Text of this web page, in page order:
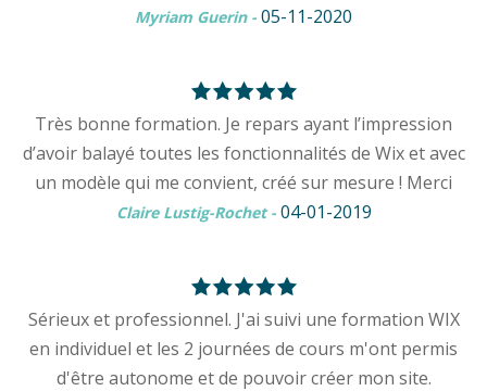
Myriam Guerin - 05-11-2020
Très bonne formation. Je repars ayant l’impression
d’avoir balayé toutes les fonctionnalités de Wix et avec
un modèle qui me convient, créé sur mesure ! Merci
Claire Lustig-Rochet- 04-01-2019
Sérieux et professionnel. J'ai suivi une formation WIX
en individuel et les 2 journées de cours m'ont permis
d'être autonome et de pouvoir créer mon site.